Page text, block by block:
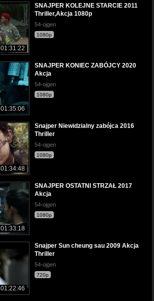
01:31:22
SNAJPER KOLEJNE STARCIE 2011
Thriller,Akcja 1080p
54-ojgen
1080p
01:35:06
SNAJPER KONIEC ZABÓJCY 2020
Akcja
54-ojgen
1080p
01:34:48
Snajper Niewidzialny zabójca 2016
Thriller
54-ojgen
1080p
01:33:18
SNAJPER OSTATNI STRZAŁ 2017
Akcja
54-ojgen
1080p
01:22:46
Snajper Sun cheung sau 2009 Akcja
Thriller
54-ojgen
720p